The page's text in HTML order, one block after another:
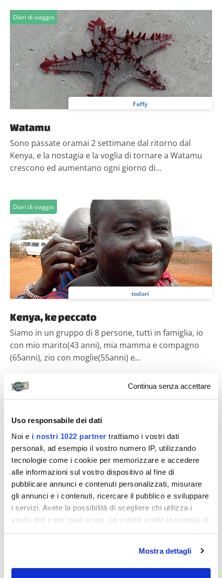
Continua senza accettare
Uso responsabile dei dati
Noi e i nostri 1022 partner trattiamo i vostri dati
personali, ad esempio il vostro numero IP, utilizzando
tecnologie come i cookie per memorizzare e accedere
alle informazioni sul vostro dispositivo al fine di
pubblicare annunci e contenuti personalizzati, misurare
gli annunci e i contenuti, ricercare il pubblico e sviluppare
i servizi. Avete la possibilità di scegliere chi utilizza i
vostri dati e per quali scopi. Le vostre scelte in materia di
privacy sono applicabili solo su questa proprietà digitale
modificare o revocare il proprio consenso in qualsiasi
momento dalla Dichiarazione sui cookie o facendo clic
Mostra dettagli
Diari di viaggio
Faffy
Watamu
Sono passate oramai 2 settimane dal ritorno dal
Kenya, e la nostagia e la voglia di tornare a Watamu
crescono ed aumentano ogni giorno di...
Diari di viaggio
todori
Kenya, ke peccato
Siamo in un gruppo di 8 persone, tutti in famiglia, io
con mio marito(43 anni), mia mamma e compagno
(65anni), zio con moglie(55anni) e...
battifa
Marzo a Diani Beach
Io e Elisa dal 16 al 24 marzo 2007 Destinazione: Kenya;
Diani Beach a 50 km dal confine con la Tanzania.Hotel: